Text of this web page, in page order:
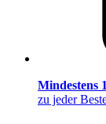
Mindestens
zu jeder